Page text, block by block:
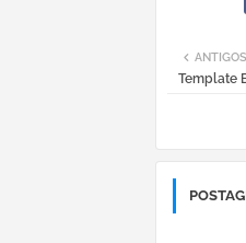
ANTIGOS
Template